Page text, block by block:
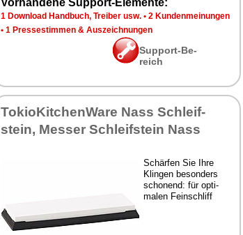
Vor­han­de­ne Sup­port-Ele­men­te:
1 Down­load Hand­buch, Trei­ber usw. • 2 Kun­den­mei­nun­gen
• 1 Pres­se­stim­men & Aus­zeich­nun­gen
Sup­port-Be­
reich
To­kio­Kit­chen­Wa­re Nass Schleif­
stein, Mes­ser Schleif­stein Nass
Schär­fen Sie Ih­re
Klin­gen be­son­ders
scho­nend: für op­ti­
ma­len Fein­schliff